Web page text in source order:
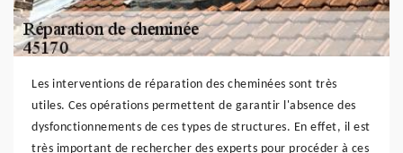
Les interventions de réparation des cheminées sont très
utiles. Ces opérations permettent de garantir l'absence des
dysfonctionnements de ces types de structures. En effet, il est
très important de rechercher des experts pour procéder à ces